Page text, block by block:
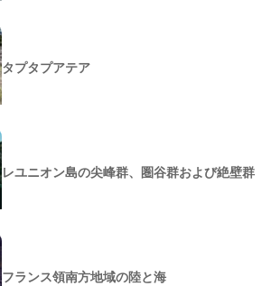
タプタプアテア
レユニオン島の尖峰群、圏谷群および絶壁群
フランス領南方地域の陸と海